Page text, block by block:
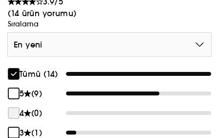
(14 ürün yorumu)
Sıralama
En yeni
Tümü (14)
5
(9)
4
(0)
3
(1)